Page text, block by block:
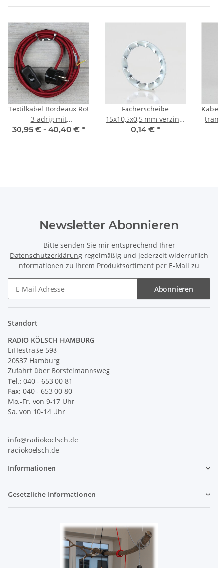
Textilkabel Bordeaux Rot
3-adrig mit
Schnurschalter und
30,95 € - 40,40 € *
Fächerscheibe
15x10,5x0,5 mm verzinkt
(für M10 Gewinderohr)
0,14 € *
Newsletter Abonnieren
Bitte senden Sie mir entsprechend Ihrer
Datenschutzerklärung regelmäßig und jederzeit widerruflich
Informationen zu Ihrem Produktsortiment per E-Mail zu.
Abonnieren
Standort
RADIO KÖLSCH HAMBURG
Eiffestraße 598
20537 Hamburg
Zufahrt über Borstelmannsweg
Tel.: 040 - 653 00 81
Fax: 040 - 653 00 80
Mo.-Fr. von 9-17 Uhr
Sa. von 10-14 Uhr
info@radiokoelsch.de
radiokoelsch.de
Informationen
Gesetzliche Informationen